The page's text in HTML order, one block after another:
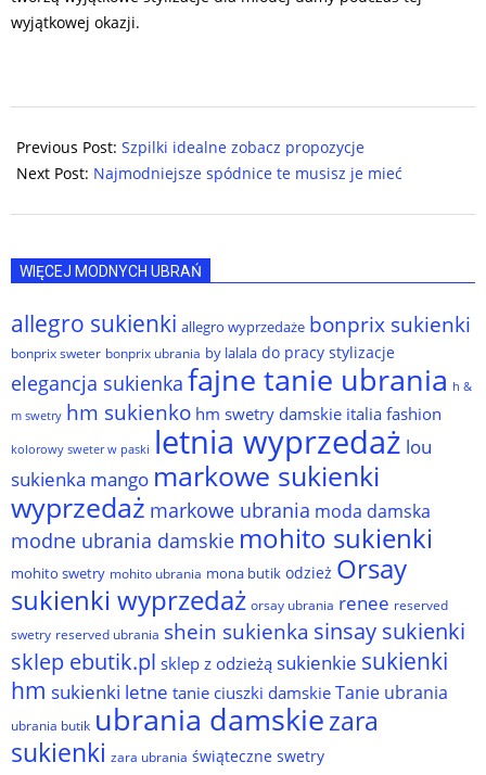
wyjątkowej okazji.
02-
25
Previous Post: Szpilki idealne zobacz propozycje
Next Post: Najmodniejsze spódnice te musisz je mieć
WIĘCEJ MODNYCH UBRAŃ
allegro sukienki allegro wyprzedaże bonprix sukienki
bonprix sweter bonprix ubrania by lalala do pracy stylizacje
elegancja sukienka fajne tanie ubrania h &
m swetry hm sukienko hm swetry damskie italia fashion
kolorowy sweter w paski letnia wyprzedaż lou
sukienka mango markowe sukienki
wyprzedaż markowe ubrania moda damska
modne ubrania damskie mohito sukienki
mohito swetry mohito ubrania mona butik odzież Orsay
sukienki wyprzedaż orsay ubrania renee reserved
swetry reserved ubrania shein sukienka sinsay sukienki
sklep ebutik.pl sklep z odzieżą sukienkie sukienki
hm sukienki letne tanie ciuszki damskie Tanie ubrania
ubrania butik ubrania damskiezara
sukienki zara ubrania świąteczne swetry